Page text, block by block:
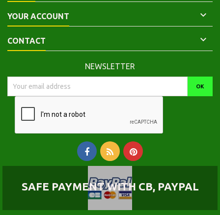
YOUR ACCOUNT 
CONTACT 
NEWSLETTER
SAFE PAYMENT WITH CB, PAYPAL